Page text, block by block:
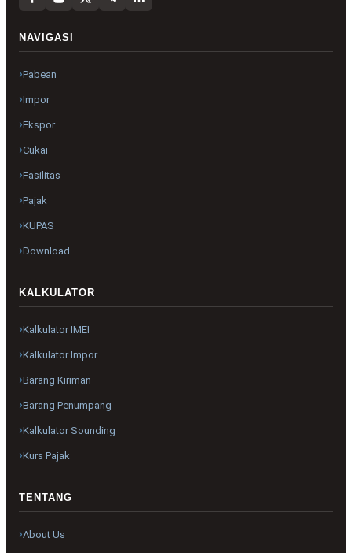
NAVIGASI
Pabean
Impor
Ekspor
Cukai
Fasilitas
Pajak
KUPAS
Download
KALKULATOR
Kalkulator IMEI
Kalkulator Impor
Barang Kiriman
Barang Penumpang
Kalkulator Sounding
Kurs Pajak
TENTANG
About Us